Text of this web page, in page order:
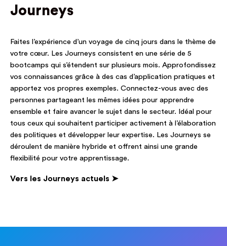
Journeys
Faites l’expérience d’un voyage de cinq jours dans le thème de
votre cœur. Les Journeys consistent en une série de 5
bootcamps qui s’étendent sur plusieurs mois. Approfondissez
vos connaissances grâce à des cas d’application pratiques et
apportez vos propres exemples. Connectez-vous avec des
personnes partageant les mêmes idées pour apprendre
ensemble et faire avancer le sujet dans le secteur. Idéal pour
tous ceux qui souhaitent participer activement à l’élaboration
des politiques et développer leur expertise. Les Journeys se
déroulent de manière hybride et offrent ainsi une grande
flexibilité pour votre apprentissage.
Vers les Journeys actuels ➤